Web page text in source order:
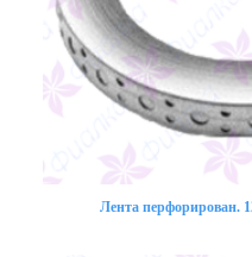
Лента перфорирован.